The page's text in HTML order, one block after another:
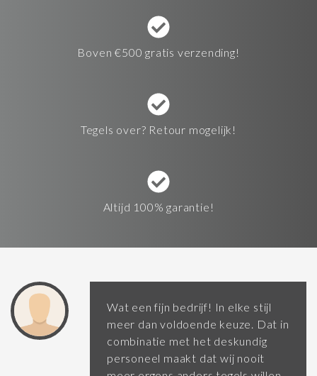
Boven €500 gratis verzending!
Tegels over? Retour mogelijk!
Altijd 100% garantie!
Wat een fijn bedrijf! In elke stijl
meer dan voldoende keuze. Dat in
combinatie met het deskundig
personeel maakt dat wij nooit